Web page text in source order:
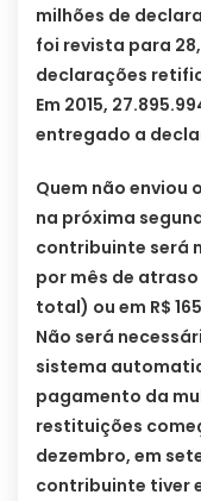
milhões de
foi revista para
declarações
Em 2015,
entregado a
Quem não
na próxima
contribuinte será
por mês de
total) ou em R$
Não será
sistema
pagamento da
restituições
dezembro, em
contribuinte tiver